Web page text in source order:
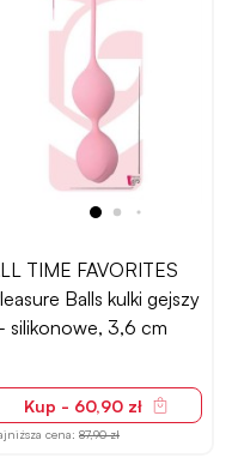
TIME FAVORITES
Balls kulki gejszy
silikonowe, 3,6 cm
Kup - 60,90 zł
cena: 87,90 zł